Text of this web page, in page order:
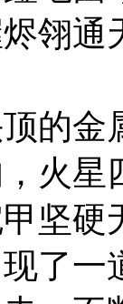
翎通
的金
火星
坚硬
了一